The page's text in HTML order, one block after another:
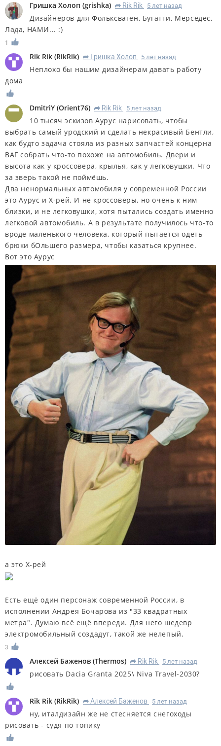
Гришка Холоп (grishka) R Rik Rik 5 лет назад
Дизайнеров для Фольксваген, Бугатти, Мерседес,
Лада, НАМИ... :)
1
Rik Rik (RikRik) R Гришка Холоп 5 лет назад
Неплохо бы нашим дизайнерам давать работу
дома
DmitriY (Orient76) R Rik Rik 5 лет назад
10 тысяч эскизов Аурус нарисовать, чтобы
выбрать самый уродский и сделать некрасивый Бентли,
как будто задача стояла из разных запчастей концерна
ВАГ собрать что-то похоже на автомобиль. Двери и
высота как у кроссовера, крылья, как у легковушки. Что
за зверь такой не поймёшь.
Два ненормальных автомобиля у современной России
это Аурус и Х-рей. И не кроссоверы, но очень к ним
близки, и не легковушки, хотя пытались создать именно
легковой автомобиль. А в результате получилось что-то
вроде маленького человека, который пытается одеть
брюки бОльшего размера, чтобы казаться крупнее.
Вот это Аурус
а это Х-рей
Есть ещё один персонаж современной России, в
исполнении Андрея Бочарова из "33 квадратных
метра". Думаю всё ещё впереди. Для него шедевр
электромобильный создадут, такой же нелепый.
3
Алексей Баженов (Thermos) R Rik Rik 5 лет назад
рисовать Dacia Granta 2025\ Niva Travel-2030?
Rik Rik (RikRik) R Алексей Баженов 5 лет назад
ну, италдизайн же не стесняется снегоходы
рисовать - судя по топику